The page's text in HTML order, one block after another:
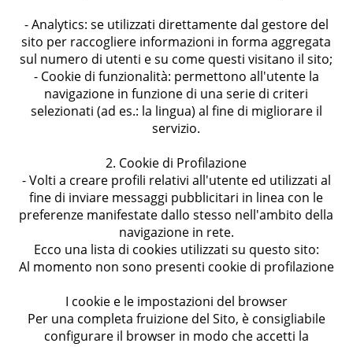
- Analytics: se utilizzati direttamente dal gestore del
sito per raccogliere informazioni in forma aggregata
sul numero di utenti e su come questi visitano il sito;
- Cookie di funzionalità: permettono all'utente la
navigazione in funzione di una serie di criteri
selezionati (ad es.: la lingua) al fine di migliorare il
servizio.
2. Cookie di Profilazione
- Volti a creare profili relativi all'utente ed utilizzati al
fine di inviare messaggi pubblicitari in linea con le
preferenze manifestate dallo stesso nell'ambito della
navigazione in rete.
Ecco una lista di cookies utilizzati su questo sito:
Al momento non sono presenti cookie di profilazione
I cookie e le impostazioni del browser
Per una completa fruizione del Sito, è consigliabile
configurare il browser in modo che accetti la